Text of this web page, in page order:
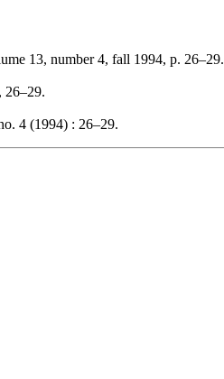
13, number 4, fall 1994, p. 26–29.
26–29.
4 (1994) : 26–29.